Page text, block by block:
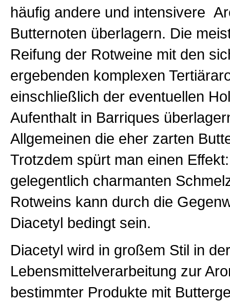
häufig andere und intensivere
Butternoten überlagern. Die
Reifung der Rotweine mit den
ergebenden komplexen
einschließlich der eventuellen
Aufenthalt in Barriques
Allgemeinen die eher zarten
Trotzdem spürt man einen
gelegentlich charmanten
Rotweins kann durch die
Diacetyl bedingt sein.
Diacetyl wird in großem Stil in der
Lebensmittelverarbeitung zur
bestimmter Produkte mit